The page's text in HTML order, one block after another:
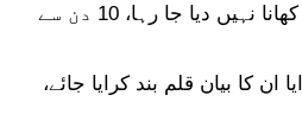
ملزمان کے وکیل نے جسمانی ریمانڈ کی پولیس کی استدعا کی مخالفت کی جبکہ ملزم ارمغان کا کہنا تھا کہ مجھے مسلسل اذیت میں رکھا جا رہا ہے، مجھے کھانا نہیں دیا جا رہا، 10 دن سے
والدہ نے ارمغان کو سرینڈر کرایا ان کا بیان قلم بند کرایا جائے،